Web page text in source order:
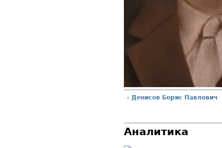
‹ Денисов Борис Павлович
Аналитика